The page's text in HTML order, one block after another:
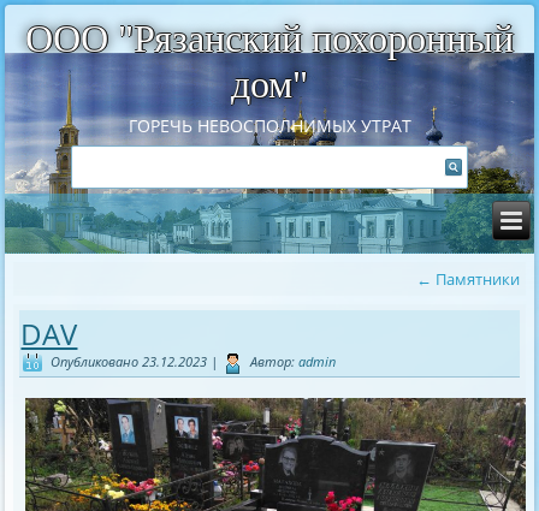
ООО "Рязанский похоронный
дом"
ГОРЕЧЬ НЕВОСПОЛНИМЫХ УТРАТ
← Памятники
DAV
Опубликовано 23.12.2023 | Автор: admin